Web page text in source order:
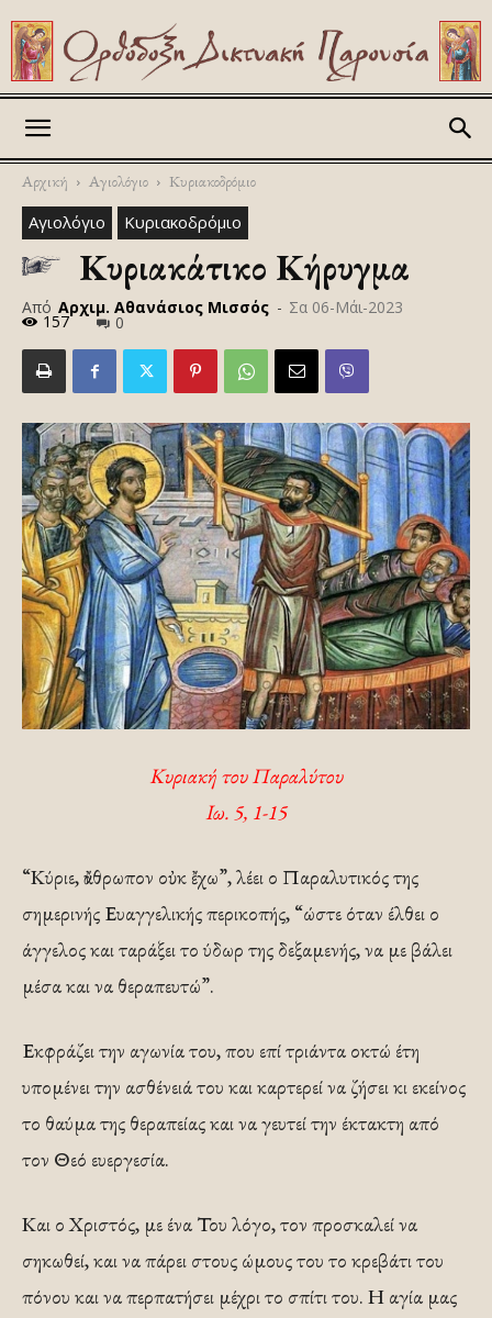
Αρχική Αγιολόγιο Κυριακοδρόμιο
Αγιολόγιο Κυριακοδρόμιο
Κυριακάτικο Κήρυγμα
Από Αρχιμ. Αθανάσιος Μισσός - Σα 06-Μάι-2023
157 0
Κυριακή του Παραλύτου
Ιω. 5, 1-15
“Κύριε, ἄνθρωπον οὐκ ἔχω”, λέει ο Παραλυτικός της
σημερινής Ευαγγελικής περικοπής, “ώστε όταν έλθει ο
άγγελος και ταράξει το ύδωρ της δεξαμενής, να με βάλει
μέσα και να θεραπευτώ”.
Εκφράζει την αγωνία του, που επί τριάντα οκτώ έτη
υπομένει την ασθένειά του και καρτερεί να ζήσει κι εκείνος
το θαύμα της θεραπείας και να γευτεί την έκτακτη από
τον Θεό ευεργεσία.
Και ο Χριστός, με ένα Του λόγο, τον προσκαλεί να
σηκωθεί, και να πάρει στους ώμους του το κρεβάτι του
πόνου και να περπατήσει μέχρι το σπίτι του. Η αγία μας